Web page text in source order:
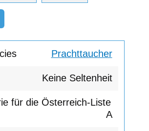
Prachttaucher
Keine Seltenheit
A